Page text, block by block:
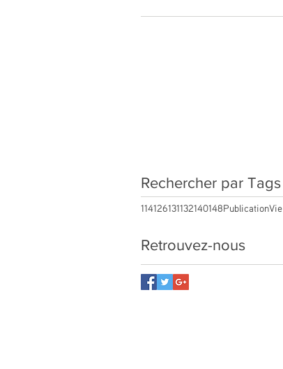
Rechercher par Tags
114126131132140148PublicationVie
Retrouvez-nous